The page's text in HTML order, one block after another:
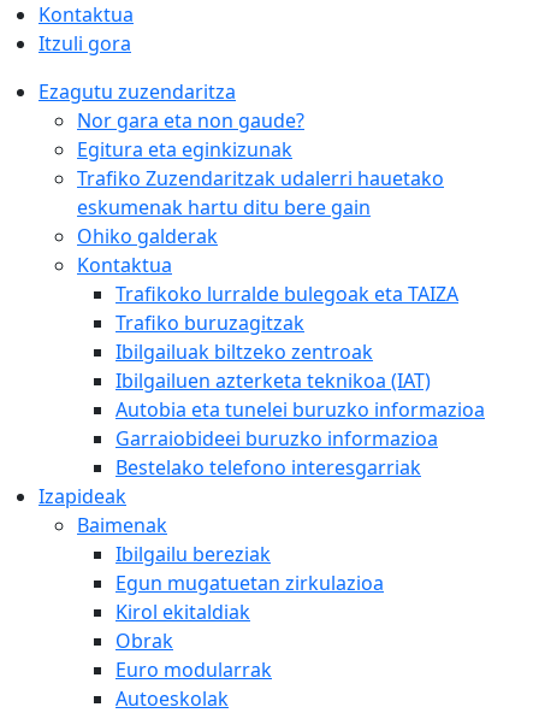
Kontaktua
Itzuli gora
Ezagutu zuzendaritza
Nor gara eta non gaude?
Egitura eta eginkizunak
Trafiko Zuzendaritzak udalerri hauetako
eskumenak hartu ditu bere gain
Ohiko galderak
Kontaktua
Trafikoko lurralde bulegoak eta TAIZA
Trafiko buruzagitzak
Ibilgailuak biltzeko zentroak
Ibilgailuen azterketa teknikoa (IAT)
Autobia eta tunelei buruzko informazioa
Garraiobideei buruzko informazioa
Bestelako telefono interesgarriak
Izapideak
Baimenak
Ibilgailu bereziak
Egun mugatuetan zirkulazioa
Kirol ekitaldiak
Obrak
Euro modularrak
Autoeskolak